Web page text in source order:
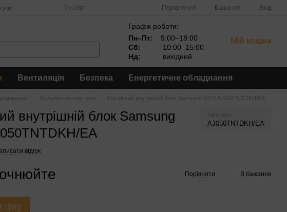
Укр Порівняння Бажання Вхід
Графік роботи:
Пн–Пт:
9:00–18:00
Сб:
10:00–15:00
Нд:
вихідний
Мій кошик
Вентиляція Безпека Енергетичне обладнання
Мультиспліт-системи Настінний внутрішній блок Samsung GEO AJ050TNTDKH/EA
внутрішній блок Samsung
EA
AJ050TNTDKH/EA
відгук
Порівняти В бажання
ціну